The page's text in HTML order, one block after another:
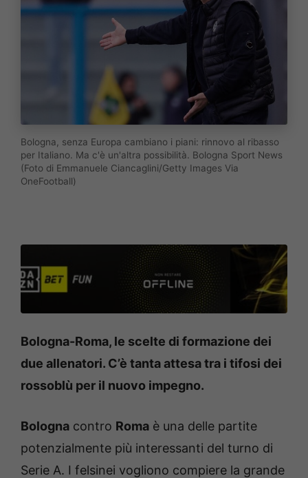
Bologna, senza Europa cambiano i piani: rinnovo al ribasso
per Italiano. Ma c'è un'altra possibilità. Bologna Sport News
(Foto di Emmanuele Ciancaglini/Getty Images Via
OneFootball)
Bologna-Roma, le scelte di formazione dei
due allenatori. C’è tanta attesa tra i tifosi dei
rossoblù per il nuovo impegno.
Bologna contro Roma è una delle partite
potenzialmente più interessanti del turno di
Serie A. I felsinei vogliono compiere la grande